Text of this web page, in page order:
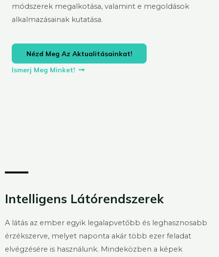
módszerek megalkotása, valamint e megoldások
alkalmazásainak kutatása.
Nézd Meg Az Aktualitásainkat!
Ismerj Meg Minket!
Intelligens Látórendszerek
A látás az ember egyik legalapvetőbb és leghasznosabb
érzékszerve, melyet naponta akár több ezer feladat
elvégzésére is használunk. Mindeközben a képek